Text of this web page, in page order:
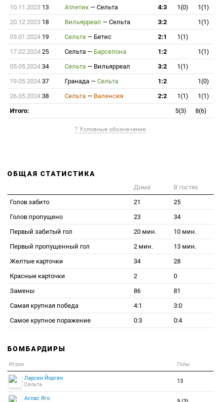
10.11.2023 13 Атлетик — Сельта 4:3 1(0)
1(1)
20.12.2023 18 Вильярреал — Сельта 3:2
1(1)
03.01.2024 19 Сельта — Бетис 2:1
1(1)
17.02.2024 25 Сельта — Барселона 1:2
1(1)
05.05.2024 34 Сельта — Вильярреал 3:2
1(1)
19.05.2024 37 Гранада — Сельта 1:2
1(0)
26.05.2024 38 Сельта — Валенсия 2:2 1(1)
1(1)
Итого:
5(3) 8(6)
? Условные обозначения
ОБЩАЯ СТАТИСТИКА
Дома
В гостях
Голов забито
21
25
Голов пропущено
23
34
Первый забитый гол
20 мин.
10 мин.
Первый пропущенный гол
2 мин.
13 мин.
Желтые карточки
34
28
Красные карточки
2
0
Замены
86
81
Самая крупная победа
4:1
3:0
Самое крупное поражение
0:3 0:4
БОМБАРДИРЫ
Игрок Голы
Ларсен Йорген
Сельта
13
Аспас Яго